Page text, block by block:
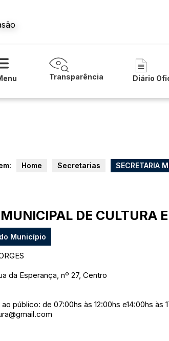
Transparência Diário
Home Secretarias SECRETARIA
DE CULTURA
Município
da Esperança, nº 27, Centro
público: de 07:00hs às 12:00hs e14:00hs às